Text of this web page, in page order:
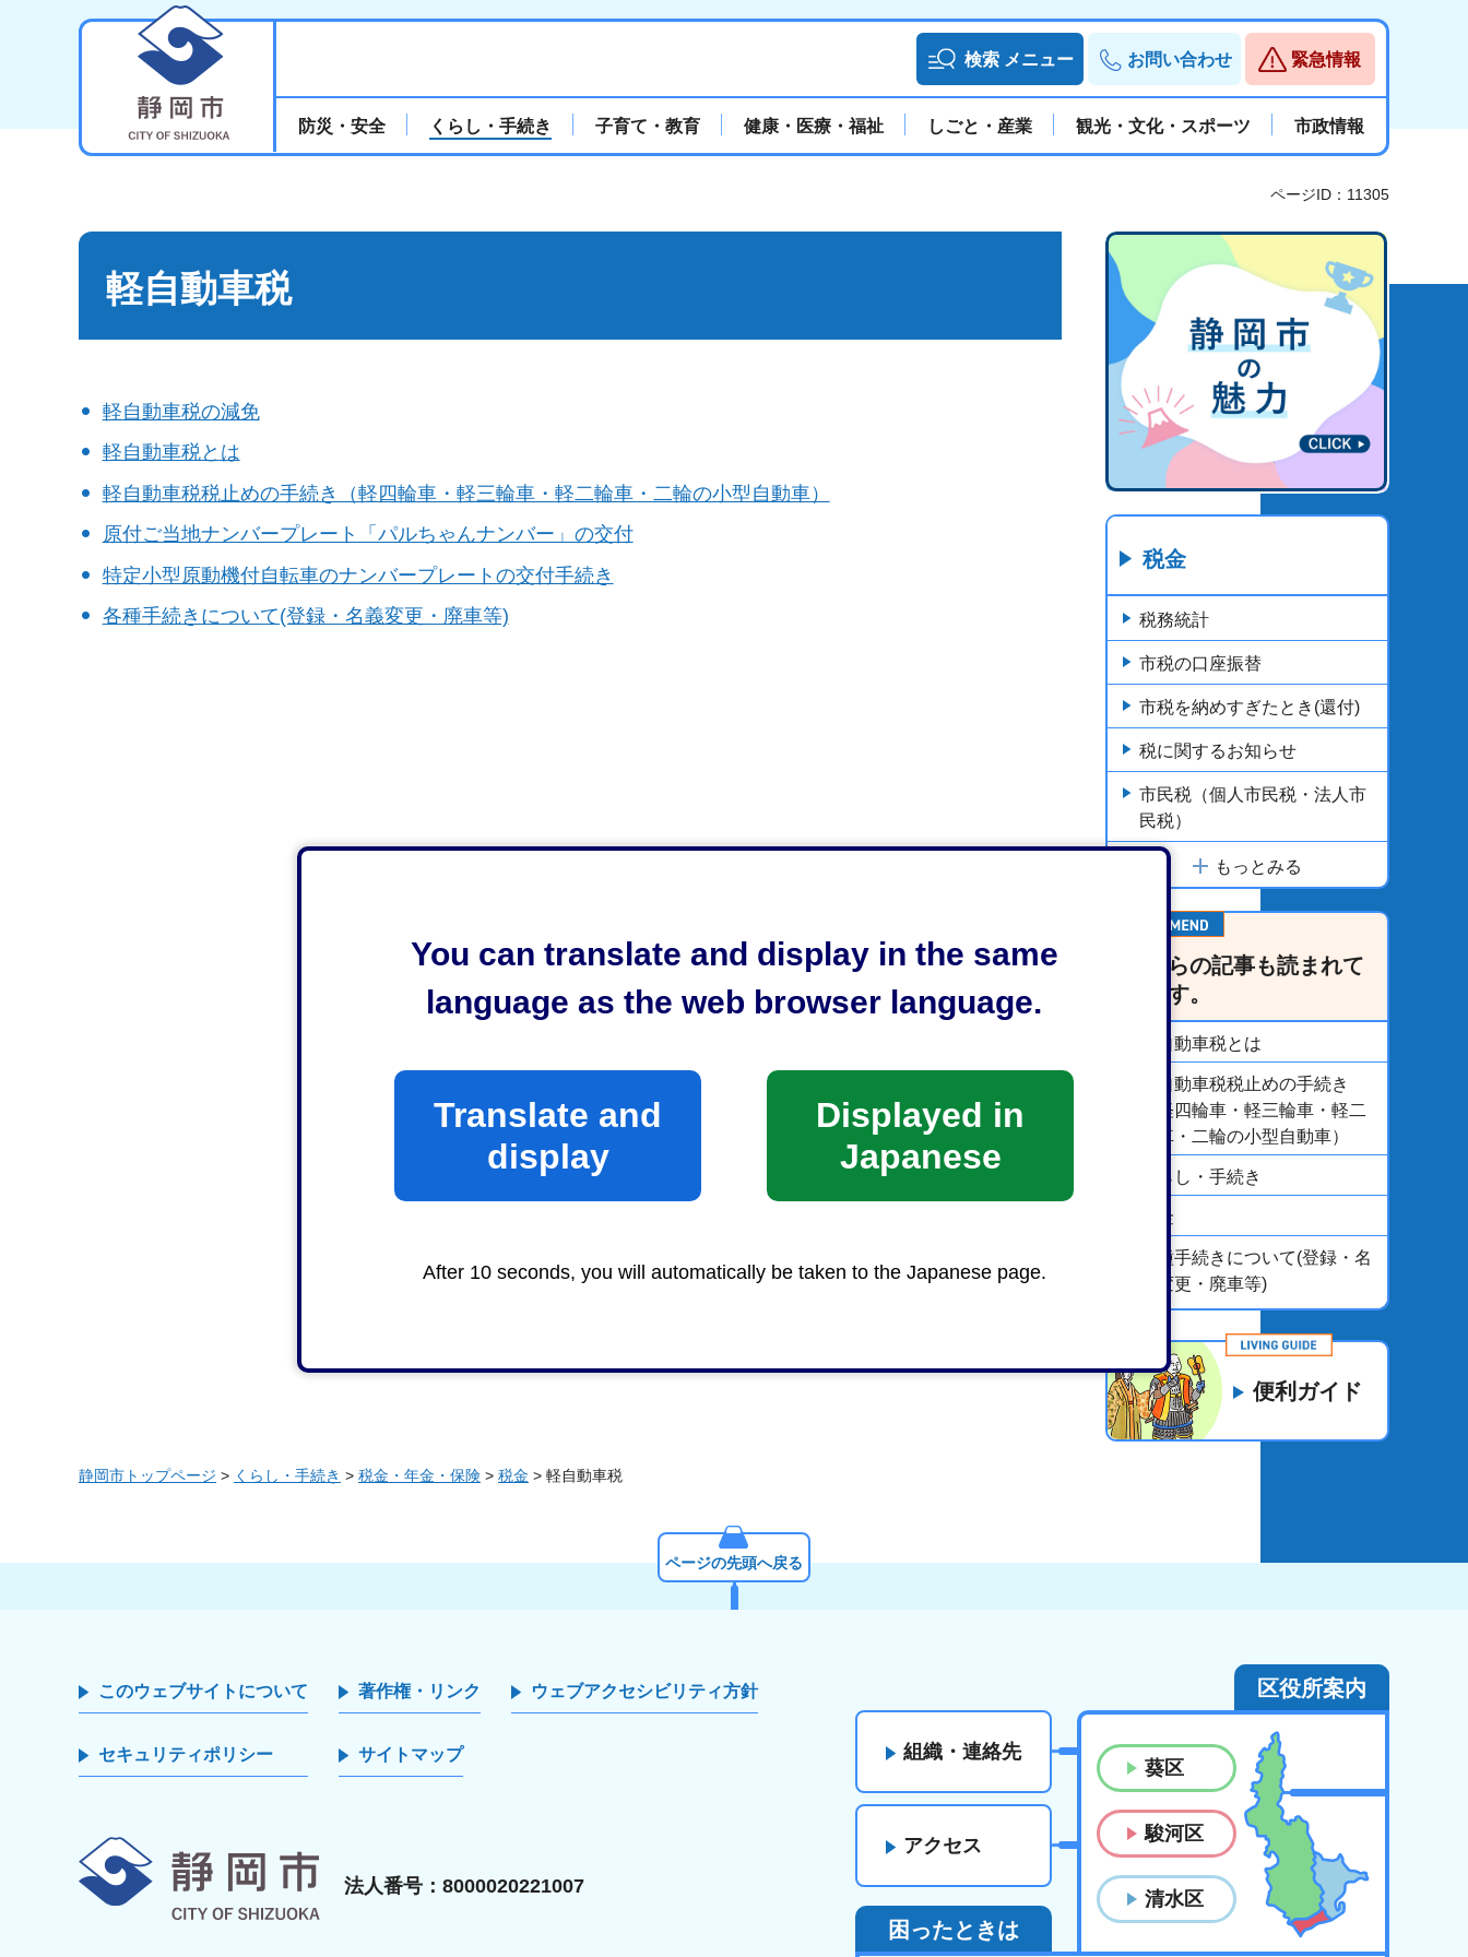
You can translate and display in the same
language as the web browser language.
Translate and
display
Displayed in
Japanese
After 10 seconds, you will automatically be taken to the Japanese page.
検索 メニュー お問い合わせ 緊急情報
防災・安全 くらし・手続き 子育て・教育 健康・医療・福祉 しごと・産業 観光・文化・スポーツ 市政情報
ページID：11305
軽自動車税
軽自動車税の減免
軽自動車税とは
軽自動車税税止めの手続き（軽四輪車・軽三輪車・軽二輪車・二輪の小型自動車）
原付ご当地ナンバープレート「パルちゃんナンバー」の交付
特定小型原動機付自転車のナンバープレートの交付手続き
各種手続きについて(登録・名義変更・廃車等)
税金
税務統計
市税の口座振替
市税を納めすぎたとき(還付)
税に関するお知らせ
市民税（個人市民税・法人市
民税）
もっとみる
こちらの記事も読まれて
います。
軽自動車税とは
軽自動車税税止めの手続き
（軽四輪車・軽三輪車・軽二
輪車・二輪の小型自動車）
くらし・手続き
税金
各種手続きについて(登録・名
義変更・廃車等)
便利ガイド
静岡市トップページ > くらし・手続き > 税金・年金・保険 > 税金 > 軽自動車税
ページの先頭へ戻る
このウェブサイトについて 著作権・リンク ウェブアクセシビリティ方針
セキュリティポリシー サイトマップ
法人番号：8000020221007
組織・連絡先
アクセス
区役所案内
葵区
駿河区
清水区
困ったときは